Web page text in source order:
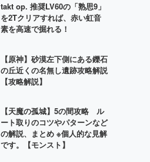
takt op. 推奨LV60の「熟思9」
を2Tクリアすれば、赤い虹音
素を高速で掘れる！
【原神】砂漠左下側にある鑠石
の丘近くの名無し遺跡攻略解説
【攻略解説】
【天魔の孤城】5の間攻略 ル
ート取りのコツやパターンなど
の解説、まとめ ※個人的な見解
です。【モンスト】